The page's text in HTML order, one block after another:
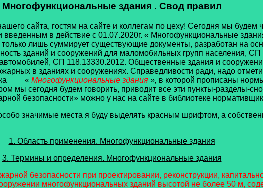
Многофункциональные здания . Свод правил
сайта, гостям на сайте и коллегам по цеху! Сегодня мы будем
в действие с 01.07.2020г. « Многофункциональные
лишь суммирует существующие документы, разработан на
зданий и сооружений для маломобильных групп населения,
СП 118.13330.2012. Общественные здания и
в зданиях и сооружениях. Справедливости ради, надо
« Многофункциональные здания », в которой прописаны
мы сегодня будем говорить, приводит все эти пункты-разделы-
безопасности» можно у нас на сайте в библиотеке
значимые места я буду выделять красным шрифтом, а
1. Область применения. Многофункциональные здания
3. Термины и определения. Многофункциональные здания
безопасности при проектировании, реконструкции,
многофункциональных зданий высотой не более 50 м,